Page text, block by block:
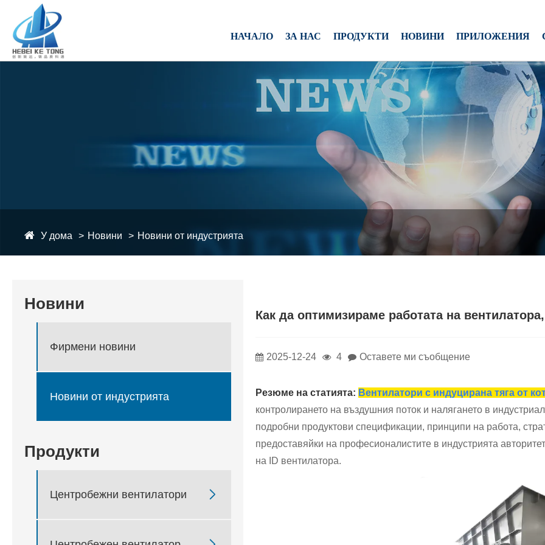
НАЧАЛО ЗА НАС ПРОДУКТИ НОВИНИ ПРИЛОЖЕНИЯ
У дома Новини Новини от индустрията
Новини
Фирмени новини
Новини от индустрията
Продукти
Центробежни вентилатори 
Как да оптимизираме работата на
2025-12-24 4 Оставете ми съобщение
Резюме на статията: Вентилатори с индуцирана тяга от
контролирането на въздушния поток и налягането в
подробни продуктови спецификации, принципи на работа,
предоставяйки на професионалистите в индустрията
на ID вентилатора.